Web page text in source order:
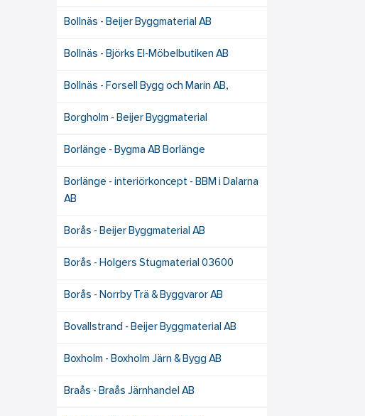
Bollnäs - Beijer Byggmaterial AB
Bollnäs - Björks El-Möbelbutiken AB
Bollnäs - Forsell Bygg och Marin AB,
Borgholm - Beijer Byggmaterial
Borlänge - Bygma AB Borlänge
Borlänge - interiörkoncept - BBM i Dalarna
AB
Borås - Beijer Byggmaterial AB
Borås - Holgers Stugmaterial 03600
Borås - Norrby Trä & Byggvaror AB
Bovallstrand - Beijer Byggmaterial AB
Boxholm - Boxholm Järn & Bygg AB
Braås - Braås Järnhandel AB